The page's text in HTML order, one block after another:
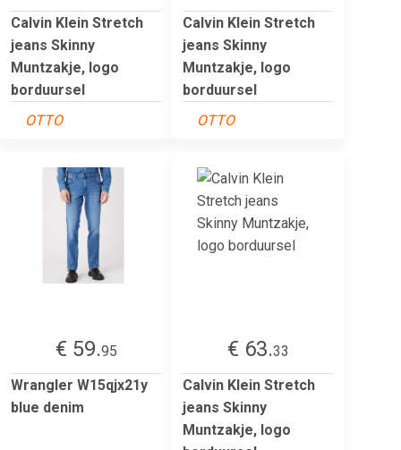
Calvin Klein Stretch
jeans Skinny
Muntzakje, logo
borduursel
OTTO
Calvin Klein Stretch
jeans Skinny
Muntzakje, logo
borduursel
OTTO
€ 59.95
Wrangler W15qjx21y
blue denim
€ 63.33
Calvin Klein Stretch
jeans Skinny
Muntzakje, logo